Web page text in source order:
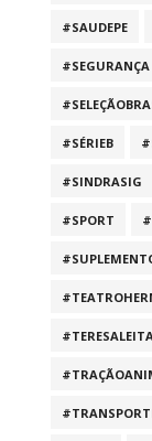
#SAUDEPE
#SEGURANÇA
#SÉRIEB
#SINDRASIG
#SPORT